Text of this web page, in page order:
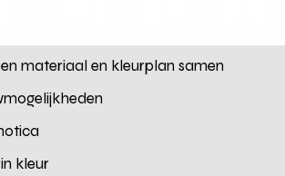
materiaal en kleurplan samen
kleur